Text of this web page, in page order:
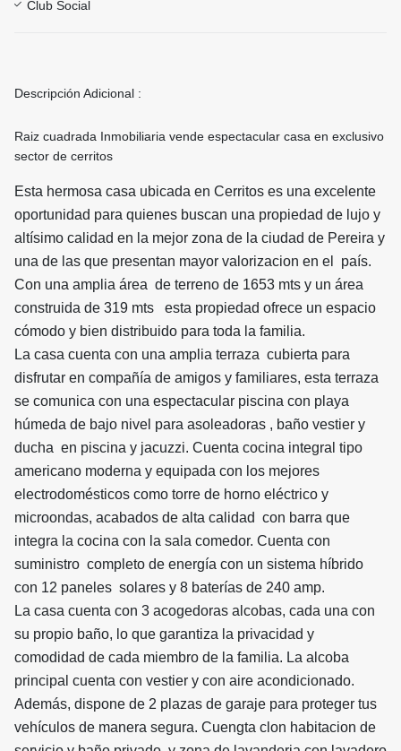
Club Social
Descripción Adicional :
Raiz cuadrada Inmobiliaria vende espectacular casa en exclusivo
sector de cerritos
Esta hermosa casa ubicada en Cerritos es una excelente
oportunidad para quienes buscan una propiedad de lujo y
altísimo calidad en la mejor zona de la ciudad de Pereira y
una de las que presentan mayor valorizacion en el país.
Con una amplia área de terreno de 1653 mts y un área
construida de 319 mts esta propiedad ofrece un espacio
cómodo y bien distribuido para toda la familia.
La casa cuenta con una amplia terraza cubierta para
disfrutar en compañía de amigos y familiares, esta terraza
se comunica con una espectacular piscina con playa
húmeda de bajo nivel para asoleadoras , baño vestier y
ducha en piscina y jacuzzi. Cuenta cocina integral tipo
americano moderna y equipada con los mejores
electrodomésticos como torre de horno eléctrico y
microondas, acabados de alta calidad con barra que
integra la cocina con la sala comedor. Cuenta con
suministro completo de energía con un sistema híbrido
con 12 paneles solares y 8 baterías de 240 amp.
La casa cuenta con 3 acogedoras alcobas, cada una con
su propio baño, lo que garantiza la privacidad y
comodidad de cada miembro de la familia. La alcoba
principal cuenta con vestier y con aire acondicionado.
Además, dispone de 2 plazas de garaje para proteger tus
vehículos de manera segura. Cuengta clon habitacion de